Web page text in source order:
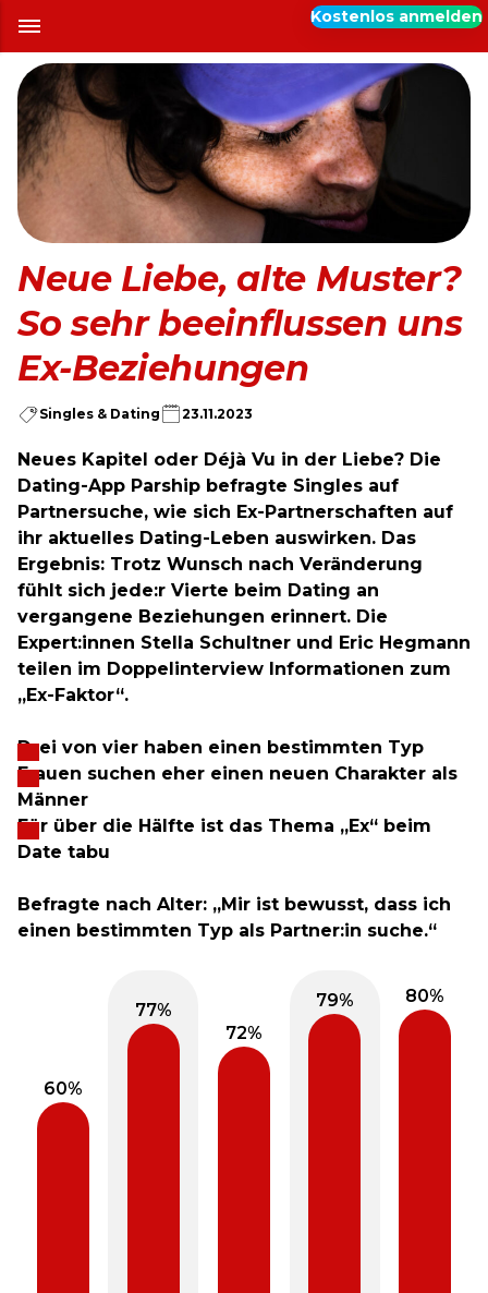
Kostenlos anmelden
Neue Liebe, alte Muster?
So sehr beeinflussen uns
Ex-Beziehungen
Singles & Dating 23.11.2023
Neues Kapitel oder Déjà Vu in der Liebe? Die
Dating-App Parship befragte Singles auf
Partnersuche, wie sich Ex-Partnerschaften auf
ihr aktuelles Dating-Leben auswirken. Das
Ergebnis: Trotz Wunsch nach Veränderung
fühlt sich jede:r Vierte beim Dating an
vergangene Beziehungen erinnert. Die
Expert:innen Stella Schultner und Eric Hegmann
teilen im Doppelinterview Informationen zum
„Ex-Faktor“.
Drei von vier haben einen bestimmten Typ
Frauen suchen eher einen neuen Charakter als
Männer
Für über die Hälfte ist das Thema „Ex“ beim
Date tabu
Befragte nach Alter: „Mir ist bewusst, dass ich
einen bestimmten Typ als Partner:in suche.“